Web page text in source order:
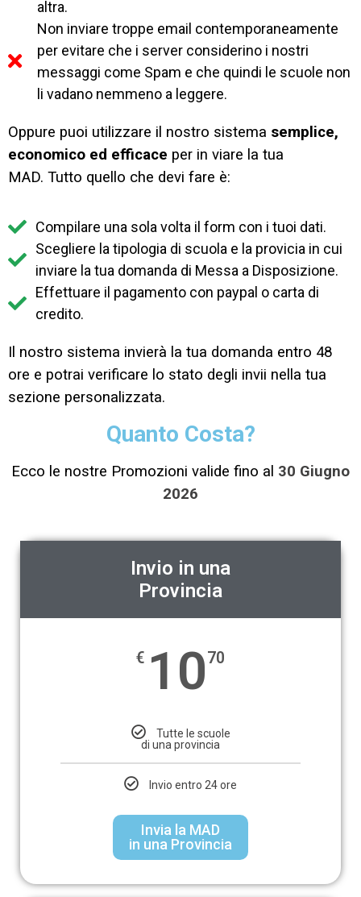
altra.
Non inviare troppe email contemporaneamente
per evitare che i server considerino i nostri
messaggi come Spam e che quindi le scuole non
li vadano nemmeno a leggere.
Oppure puoi utilizzare il nostro sistema semplice,
economico ed efficace per in viare la tua
MAD. Tutto quello che devi fare è:
Compilare una sola volta il form con i tuoi dati.
Scegliere la tipologia di scuola e la provicia in cui
inviare la tua domanda di Messa a Disposizione.
Effettuare il pagamento con paypal o carta di
credito.
Il nostro sistema invierà la tua domanda entro 48
ore e potrai verificare lo stato degli invii nella tua
sezione personalizzata.
Quanto Costa?
Ecco le nostre Promozioni valide fino al 30 Giugno
2026
Invio in una
Provincia
€ 1070
Tutte le scuole
di una provincia
Invio entro 24 ore
Invia la MAD
in una Provincia